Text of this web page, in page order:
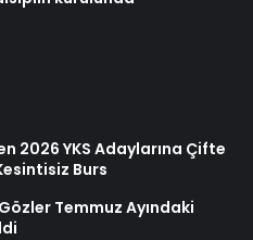
2026 YKS Adaylarına Çifte
Burs
Temmuz Ayındaki